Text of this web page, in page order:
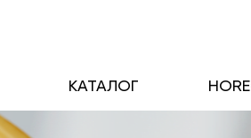
КАТАЛОГ